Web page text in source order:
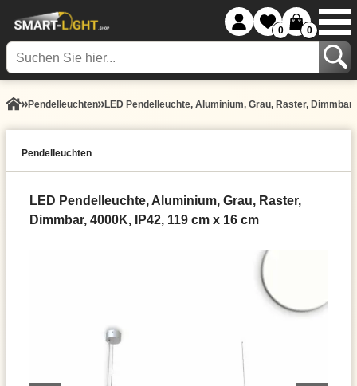
0 0
Pendel­leuchten LED Pendelleuchte, Aluminium, Grau, Raster,
Pendel­leuchten
LED Pendelleuchte, Aluminium, Grau, Raster,
Dimmbar, 4000K, IP42, 119 cm x 16 cm